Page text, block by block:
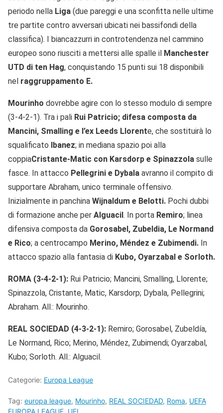
periodo nella Liga (due pareggi e una sconfitta nelle ultime
tre partite contro avversari ubicati nei bassifondi della
classifica). I biancazzurri in controtendenza nel cammino
europeo sono riusciti a mettersi alle spalle il Manchester
UTD di ten Hag, conquistando 15 punti sui 18 disponibili
nel raggruppamento E.
Mourinho dovrebbe agire con lo stesso modulo di sempre
(3-4-2-1). Tra i pali Rui Patricio; difesa composta da
Mancini, Smalling e l’ex Leeds Llorente, che sostituirà lo
squalificato Ibanez; in mediana spazio poi alla
coppiaCristante-Matic con Karsdorp e Spinazzola sulle
fasce. In attacco Pellegrini e Dybala avranno il compito di
supportare Abraham, unico terminale offensivo.
Inizialmente in panchina Wijnaldum e Belotti. Pochi dubbi
di formazione anche per Alguacil. In porta Remiro; linea
difensiva composta da Gorosabel, Zubeldia, Le Normand
e Rico; a centrocampo Merino, Méndez e Zubimendi. In
attacco spazio alla fantasia di Kubo, Oyarzabal e Sorloth.
ROMA (3-4-2-1): Rui Patricio; Mancini, Smalling, Llorente;
Spinazzola, Cristante, Matic, Karsdorp; Dybala, Pellegrini;
Abraham. All.: Mourinho.
REAL SOCIEDAD (4-3-2-1): Remiro; Gorosabel, Zubeldía,
Le Normand, Rico; Merino, Méndez, Zubimendi; Oyarzabal,
Kubo; Sorloth. All.: Alguacil.
Categorie: Europa League
Tag: europa league, Mourinho, REAL SOCIEDAD, Roma, UEFA
EUROPA LEAGUE UEL